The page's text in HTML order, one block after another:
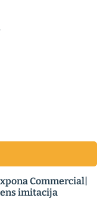
Commercial|
imitacija